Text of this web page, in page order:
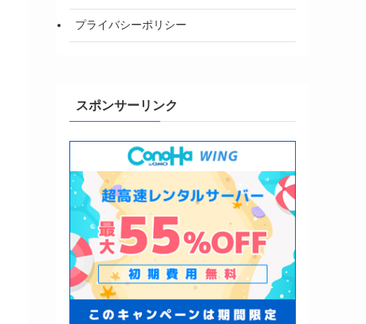
プライバシーポリシー
スポンサーリンク